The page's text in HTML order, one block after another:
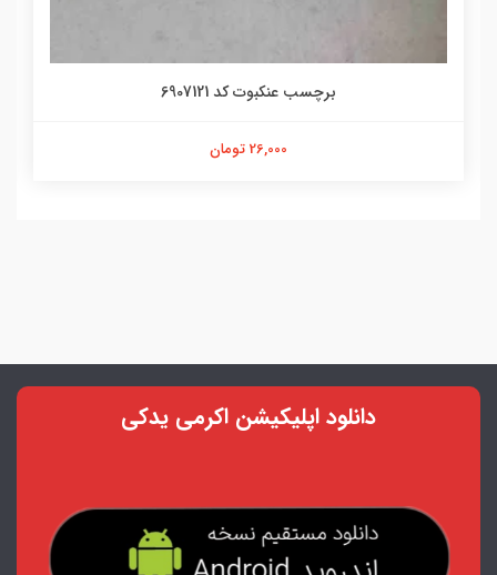
برچسب عنکبوت کد 6907121
26,000 تومان
دانلود اپلیکیشن اکرمی یدکی